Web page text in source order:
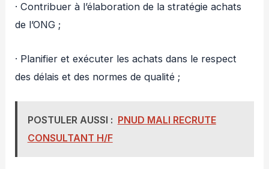
· Contribuer à l’élaboration de la stratégie achats
de l’ONG ;
· Planifier et exécuter les achats dans le respect
des délais et des normes de qualité ;
POSTULER AUSSI : PNUD MALI RECRUTE
CONSULTANT H/F